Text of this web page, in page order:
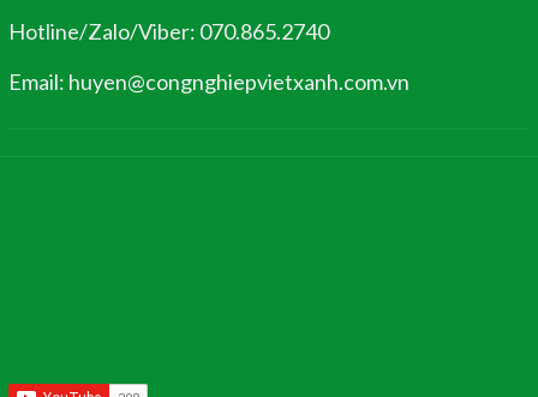
Hotline/Zalo/Viber: 070.865.2740
Email: huyen@congnghiepvietxanh.com.vn